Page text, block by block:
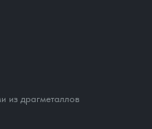
из драгметаллов